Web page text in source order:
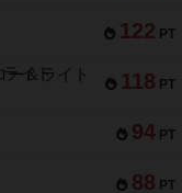
122 PT
118 PT
＆ライト
94 PT
88 PT